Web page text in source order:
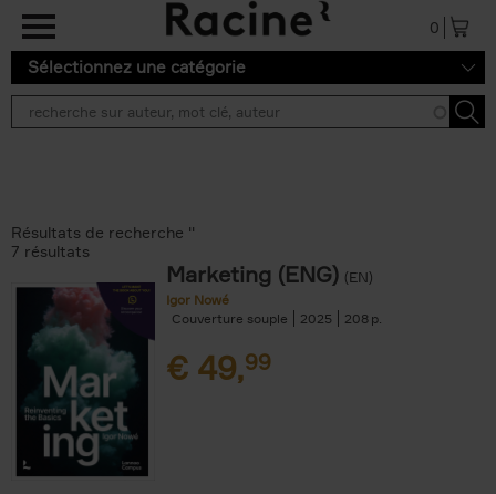
Aller au contenu principal
0
Sélectionnez une catégorie
Résultats de recherche ''
7 résultats
Marketing (ENG) (EN)
Igor Nowé
Couverture souple
2025 208
€ 49,99